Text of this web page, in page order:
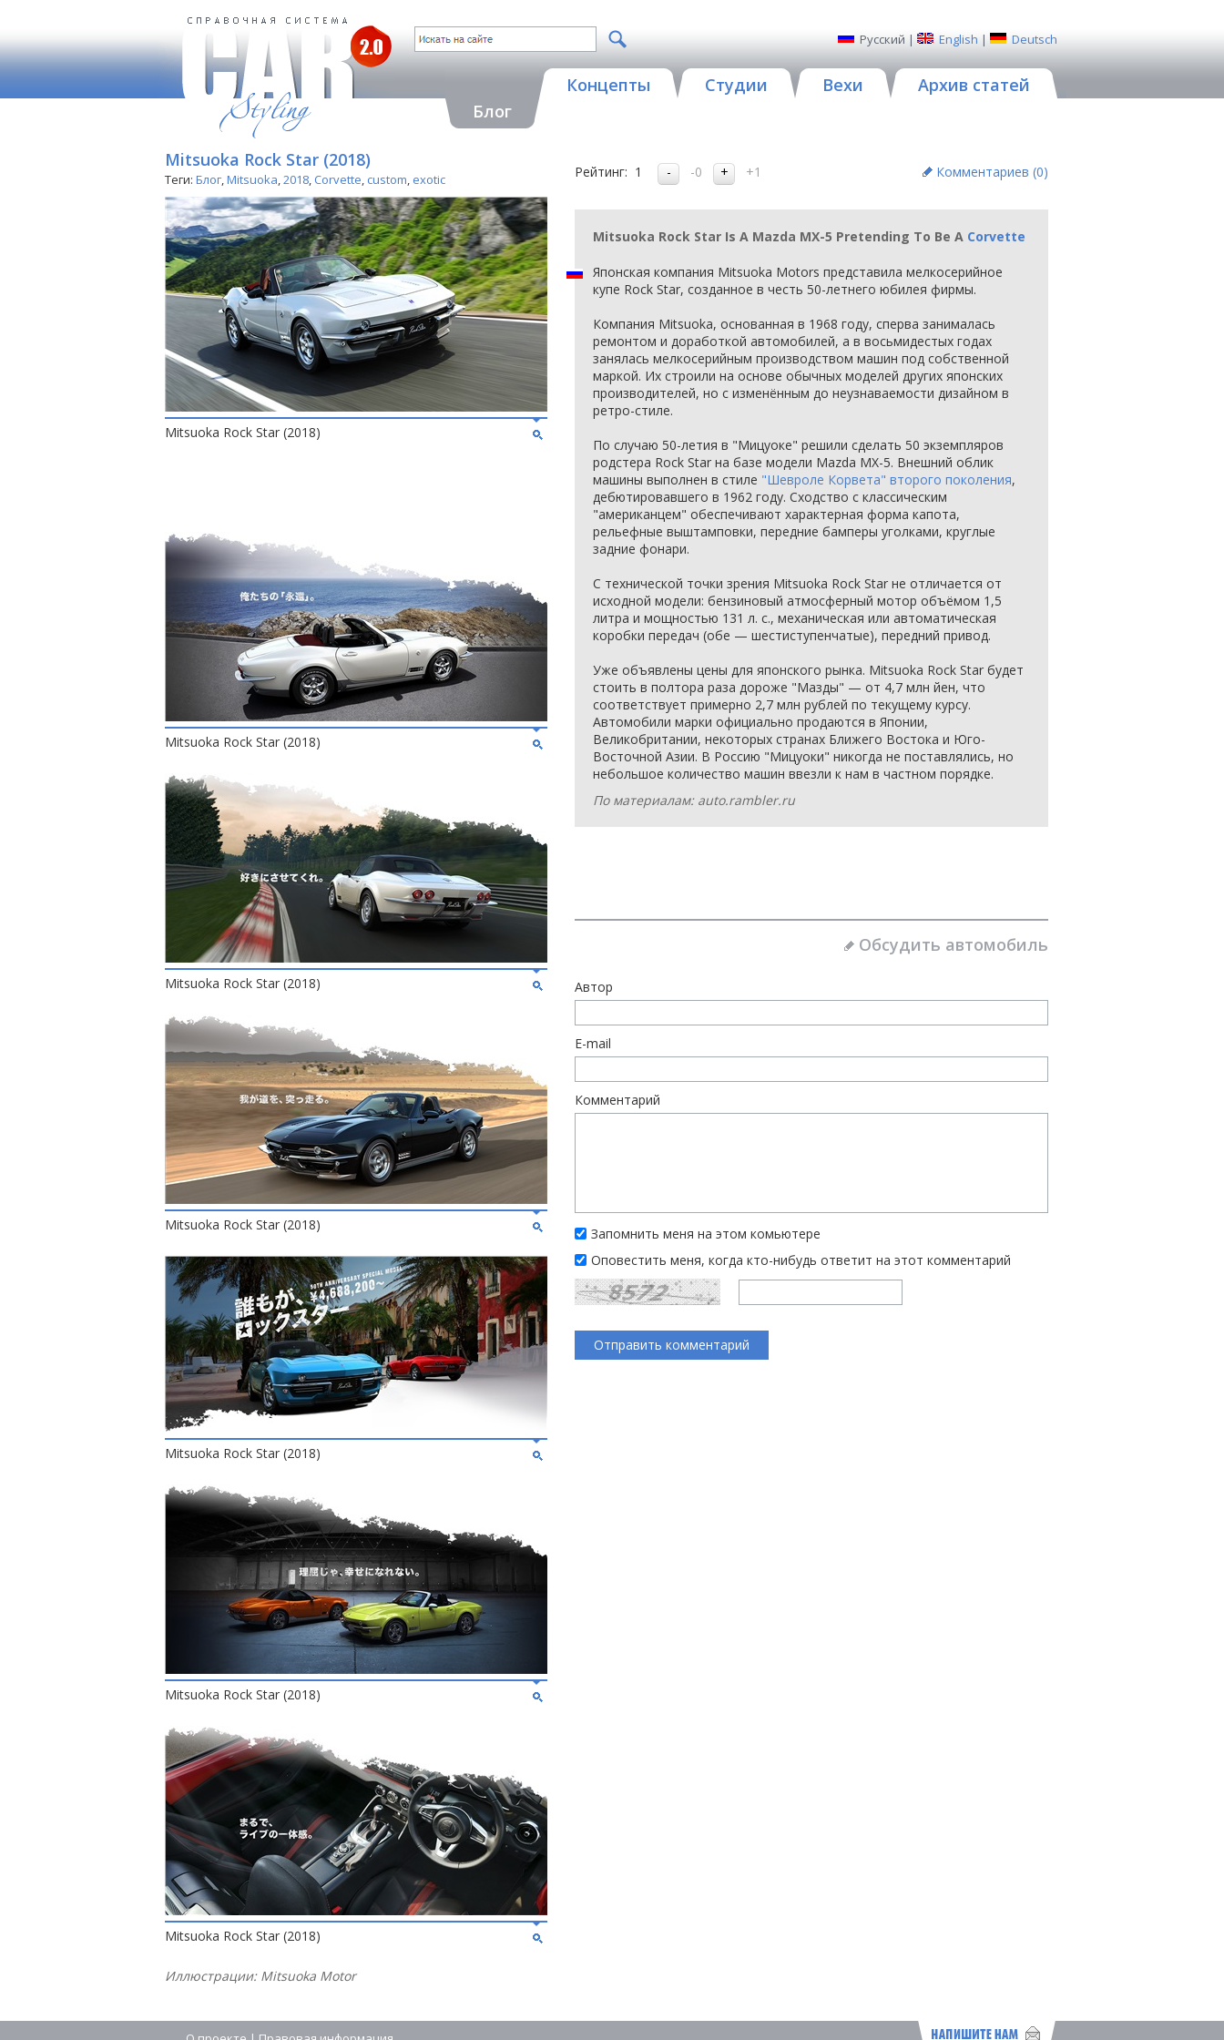
Русский | English | Deutsch
Блог
Концепты Студии Вехи Архив статей
Mitsuoka Rock Star (2018)
Теги: Блог,Mitsuoka,2018, Corvette, custom, exotic
Mitsuoka Rock Star (2018)
Mitsuoka Rock Star (2018)
Mitsuoka Rock Star (2018)
Mitsuoka Rock Star (2018)
Mitsuoka Rock Star (2018)
Mitsuoka Rock Star (2018)
Mitsuoka Rock Star (2018)
Иллюстрации: Mitsuoka Motor
Рейтинг: 1 -0 +1 Комментариев (0)
Mitsuoka Rock Star Is A Mazda MX-5 Pretending To Be A Corvette
Японская компания Mitsuoka Motors представила мелкосерийное
купе Rock Star, созданное в честь 50-летнего юбилея фирмы.
Компания Mitsuoka, основанная в 1968 году, сперва занималась
ремонтом и доработкой автомобилей, а в восьмидестых годах
занялась мелкосерийным производством машин под собственной
маркой. Их строили на основе обычных моделей других японских
производителей, но с изменённым до неузнаваемости дизайном в
ретро-стиле.
По случаю 50-летия в "Мицуоке" решили сделать 50 экземпляров
родстера Rock Star на базе модели Mazda MX-5. Внешний облик
машины выполнен в стиле "Шевроле Корвета" второго поколения,
дебютировавшего в 1962 году. Сходство с классическим
"американцем" обеспечивают характерная форма капота,
рельефные выштамповки, передние бамперы уголками, круглые
задние фонари.
С технической точки зрения Mitsuoka Rock Star не отличается от
исходной модели: бензиновый атмосферный мотор объёмом 1,5
литра и мощностью 131 л. с., механическая или автоматическая
коробки передач (обе — шестиступенчатые), передний привод.
Уже объявлены цены для японского рынка. Mitsuoka Rock Star будет
стоить в полтора раза дороже "Мазды" — от 4,7 млн йен, что
соответствует примерно 2,7 млн рублей по текущему курсу.
Автомобили марки официально продаются в Японии,
Великобритании, некоторых странах Ближего Востока и Юго-
Восточной Азии. В Россию "Мицуоки" никогда не поставлялись, но
небольшое количество машин ввезли к нам в частном порядке.
По материалам: auto.rambler.ru
Обсудить автомобиль
Автор
E-mail
Комментарий
Запомнить меня на этом комьютере
Оповестить меня, когда кто-нибудь ответит на этот комментарий